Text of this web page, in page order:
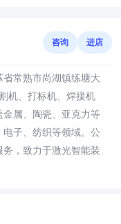
咨询 进店
常熟市尚湖镇练塘大
机、打标机、焊接机
属、陶瓷、亚克力等
子、纺织等领域。公
，致力于激光智能装